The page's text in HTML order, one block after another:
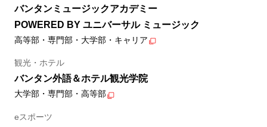
バンタンミュージックアカデミー
POWERED BY ユニバーサル ミュージック
高等部・専門部・大学部・キャリア
観光・ホテル
バンタン外語＆ホテル観光学院
大学部・専門部・高等部
eスポーツ